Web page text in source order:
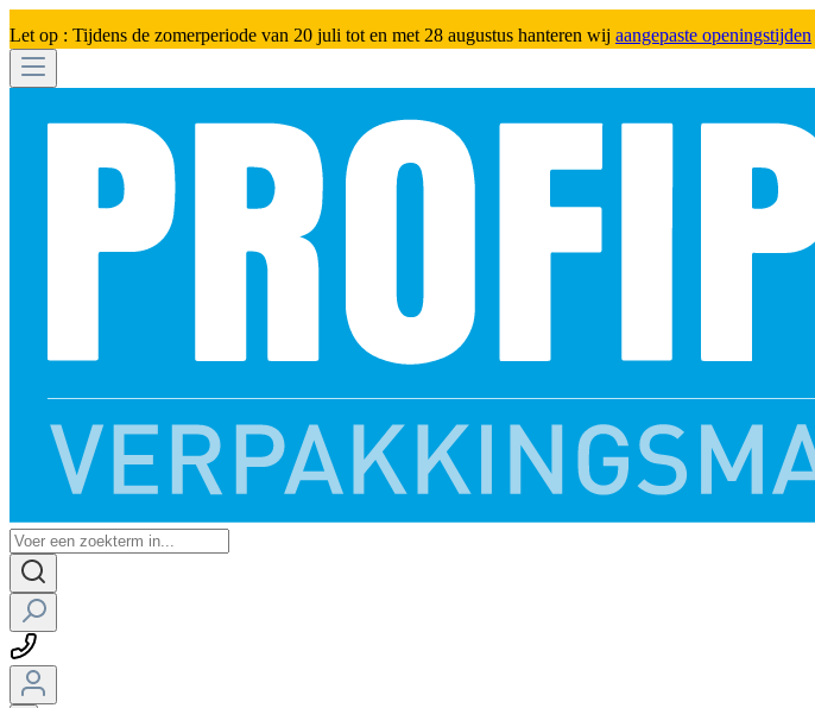
Let op : Tijdens de zomerperiode van 20 juli tot en met 28 augustus hanteren wij aangepaste openingstijden